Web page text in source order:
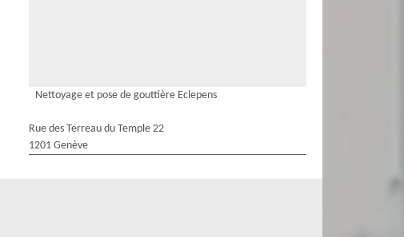
Nettoyage et pose de gouttière Eclepens
Rue des Terreau du Temple 22
1201 Genève